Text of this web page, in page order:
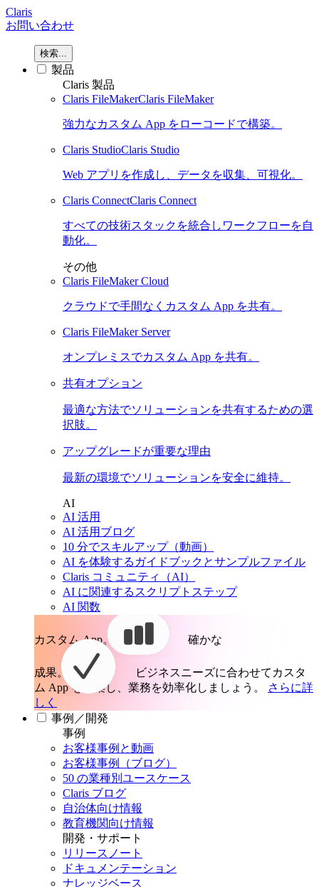
Claris
お問い合わせ
検索...
製品
Claris 製品
Claris FileMakerClaris FileMaker
強力なカスタム App をローコードで構築。
Claris StudioClaris Studio
Web アプリを作成し、データを収集、可視化。
Claris ConnectClaris Connect
すべての技術スタックを統合しワークフローを自
動化。
その他
Claris FileMaker Cloud
クラウドで手間なくカスタム App を共有。
Claris FileMaker Server
オンプレミスでカスタム App を共有。
共有オプション
最適な方法でソリューションを共有するための選
択肢。
アップグレードが重要な理由
最新の環境でソリューションを安全に維持。
AI
AI 活用
AI 活用ブログ
10 分でスキルアップ（動画）
AI を体験するガイドブックとサンプルファイル
Claris コミュニティ（AI）
AI に関連するスクリプトステップ
AI 関数
カスタム App。 確かな
成果。
ビジネスニーズに合わせてカスタ
ム App を構築し、業務を効率化しましょう。
さらに詳
しく
事例／開発
事例
お客様事例と動画
お客様事例（ブログ）
50 の業種別ユースケース
Claris ブログ
自治体向け情報
教育機関向け情報
開発・サポート
リリースノート
ドキュメンテーション
ナレッジベース